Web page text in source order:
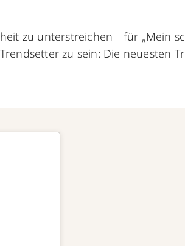
zu unterstreichen– für „Mein
zu sein: Die neuesten